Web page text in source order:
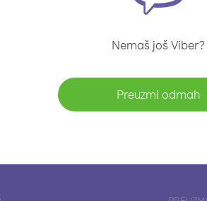
Nemaš još Viber?
Preuzmi odmah